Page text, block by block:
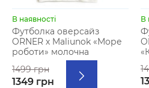
В наявності
Футболка оверсайз
ORNER х Maliunok «Море
роботи» молочна
1499 грн
1349 грн
В